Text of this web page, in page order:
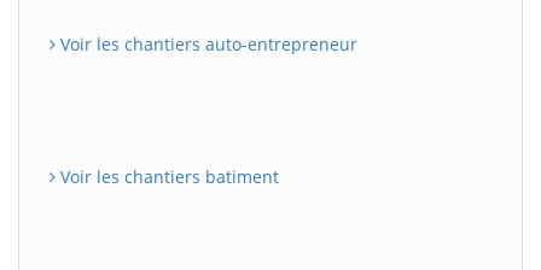
Voir les chantiers auto-entrepreneur
Voir les chantiers batiment